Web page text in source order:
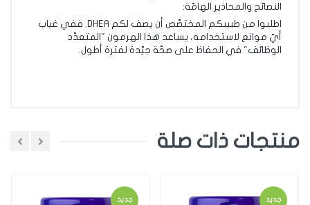
النصائح والمحاذير الهامّة:
اطلبوا من طبيبكم المختصّص أن يصف لكم DHEA. ففي غياب
أيّ موانع لاستخدامه، يساعد هذا الهرمون "المتعدّد
الوظائف" في الحفاظ على صحّة جيّدة لفترة أطول.
منتجات ذات صلة
جديد جديد